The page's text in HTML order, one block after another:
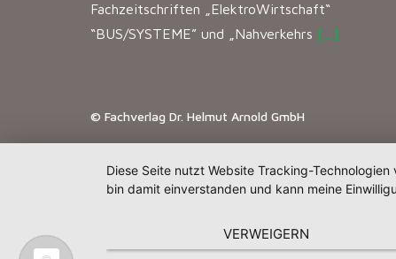
Fachzeitschriften „ElektroWirtschaft“
“BUS/SYSTEME” und „Nahverkehrs […]
© Fachverlag Dr. Helmut Arnold GmbH
Diese Seite nutzt Website Tracking-
bin damit einverstanden und kann meine
VERWEIGERN